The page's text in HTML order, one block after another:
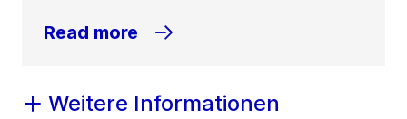
Read more
Weitere Informationen